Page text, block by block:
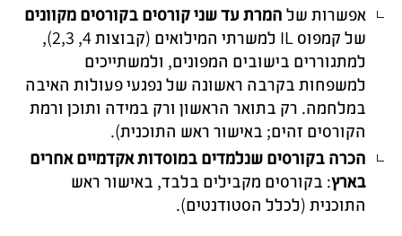
אפשרות שלהמרת עד שני קורסים בקורסים מקוונים
של קמפוס IL למשרתי המילואים (קבוצות 4, 2,3),
למתגוררים בישובים המפונים, ולמשתייכים
למשפחות בקרבה ראשונה של נפגעי פעולות האיבה
במלחמה. רק בתואר הראשון ורק במידה ותוכן ורמת
הקורסים זהים; באישור ראש התוכנית).
הכרה בקורסים שנלמדים במוסדות אקדמיים אחרים
בארץ: בקורסים מקבילים בלבד, באישור ראש
התוכנית (לכלל הסטודנטים).